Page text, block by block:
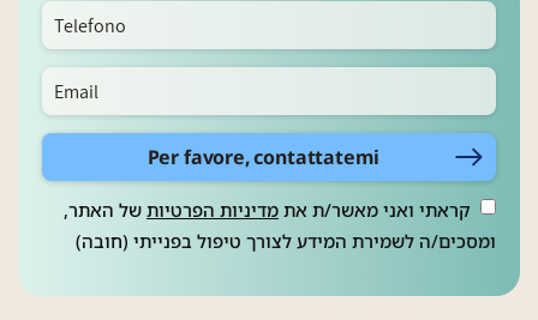
Per favore, contattatemi
קראתי ואני מאשר/ת את מדיניות הפרטיות של האתר,
ומסכים/ה לשמירת המידע לצורך טיפול בפנייתי (חובה)